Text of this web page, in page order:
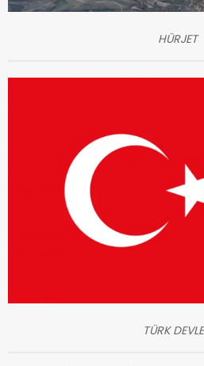
HÜRJET
TÜRK